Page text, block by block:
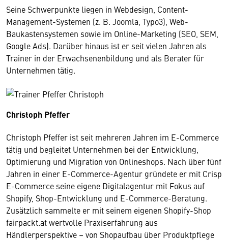
Seine Schwerpunkte liegen in Webdesign, Content-
Management-Systemen (z. B. Joomla, Typo3), Web-
Baukastensystemen sowie im Online-Marketing (SEO, SEM,
Google Ads). Darüber hinaus ist er seit vielen Jahren als
Trainer in der Erwachsenenbildung und als Berater für
Unternehmen tätig.
Christoph Pfeffer
Christoph Pfeffer ist seit mehreren Jahren im E-Commerce
tätig und begleitet Unternehmen bei der Entwicklung,
Optimierung und Migration von Onlineshops. Nach über fünf
Jahren in einer E-Commerce-Agentur gründete er mit Crisp
E-Commerce seine eigene Digitalagentur mit Fokus auf
Shopify, Shop-Entwicklung und E-Commerce-Beratung.
Zusätzlich sammelte er mit seinem eigenen Shopify-Shop
fairpackt.at wertvolle Praxiserfahrung aus
Händlerperspektive – von Shopaufbau über Produktpflege